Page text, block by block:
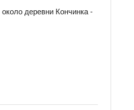
деревни Кончинка -